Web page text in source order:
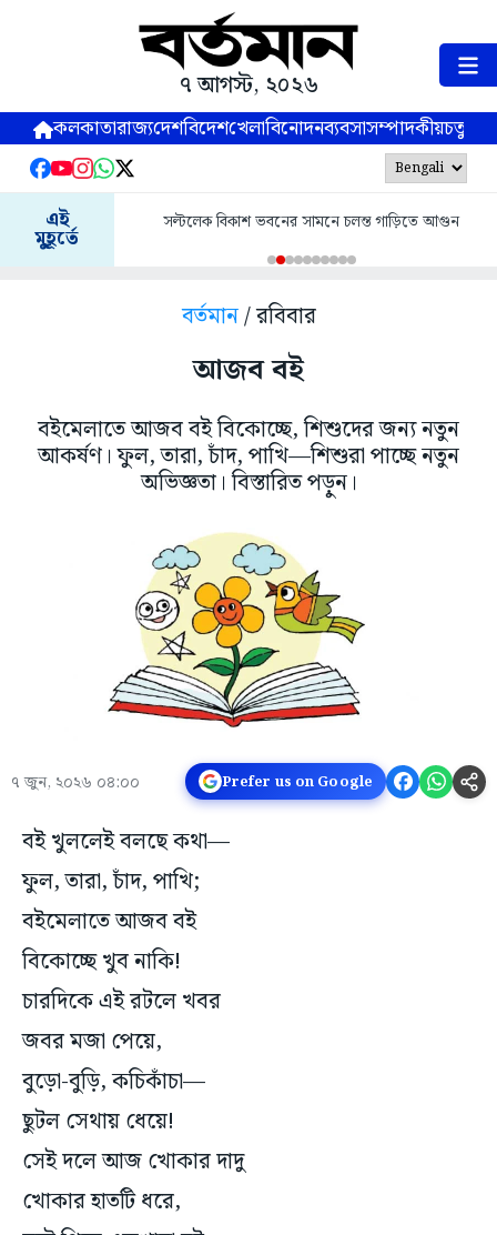
৭ আগস্ট, ২০২৬
কলকাতারাজ্যদেশবিদেশখেলাবিনোদনব্যবসাসম্পাদকীয়
এই
মুহূর্তে
সল্টলেক বিকাশ ভবনের সামনে চলন্ত গাড়িতে আগুন
বর্তমান/ রবিবার
আজব বই
বইমেলাতে আজব বই বিকোচ্ছে, শিশুদের জন্য নতুন
আকর্ষণ। ফুল, তারা, চাঁদ, পাখি—শিশুরা পাচ্ছে নতুন
অভিজ্ঞতা। বিস্তারিত পড়ুন।
৭ জুন, ২০২৬ ০৪:০০ Prefer us on Google
বই খুললেই বলছে কথা—
ফুল, তারা, চাঁদ, পাখি;
বইমেলাতে আজব বই
বিকোচ্ছে খুব নাকি!
চারদিকে এই রটলে খবর
জবর মজা পেয়ে,
বুড়ো-বুড়ি, কচিকাঁচা—
ছুটল সেথায় ধেয়ে!
সেই দলে আজ খোকার দাদু
খোকার হাতটি ধরে,